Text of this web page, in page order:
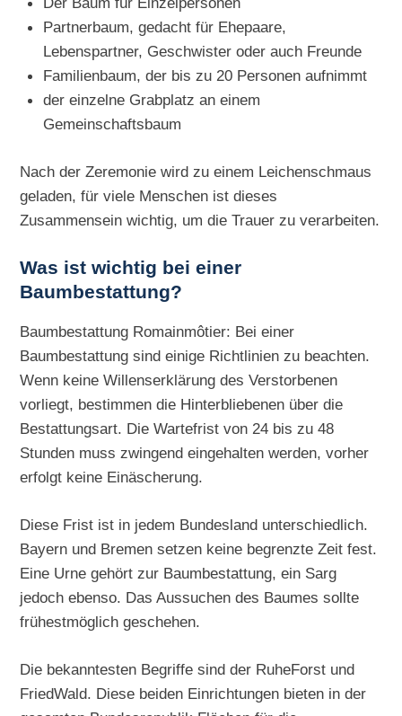
Partnerbaum, gedacht für Ehepaare,
Lebenspartner, Geschwister oder auch Freunde
Familienbaum, der bis zu 20 Personen aufnimmt
der einzelne Grabplatz an einem
Gemeinschaftsbaum
Nach der Zeremonie wird zu einem Leichenschmaus
geladen, für viele Menschen ist dieses
Zusammensein wichtig, um die Trauer zu verarbeiten.
Was ist wichtig bei einer
Baumbestattung?
Baumbestattung Romainmôtier: Bei einer
Baumbestattung sind einige Richtlinien zu beachten.
Wenn keine Willenserklärung des Verstorbenen
vorliegt, bestimmen die Hinterbliebenen über die
Bestattungsart. Die Wartefrist von 24 bis zu 48
Stunden muss zwingend eingehalten werden, vorher
erfolgt keine Einäscherung.
Diese Frist ist in jedem Bundesland unterschiedlich.
Bayern und Bremen setzen keine begrenzte Zeit fest.
Eine Urne gehört zur Baumbestattung, ein Sarg
jedoch ebenso. Das Aussuchen des Baumes sollte
frühestmöglich geschehen.
Die bekanntesten Begriffe sind der RuheForst und
FriedWald. Diese beiden Einrichtungen bieten in der